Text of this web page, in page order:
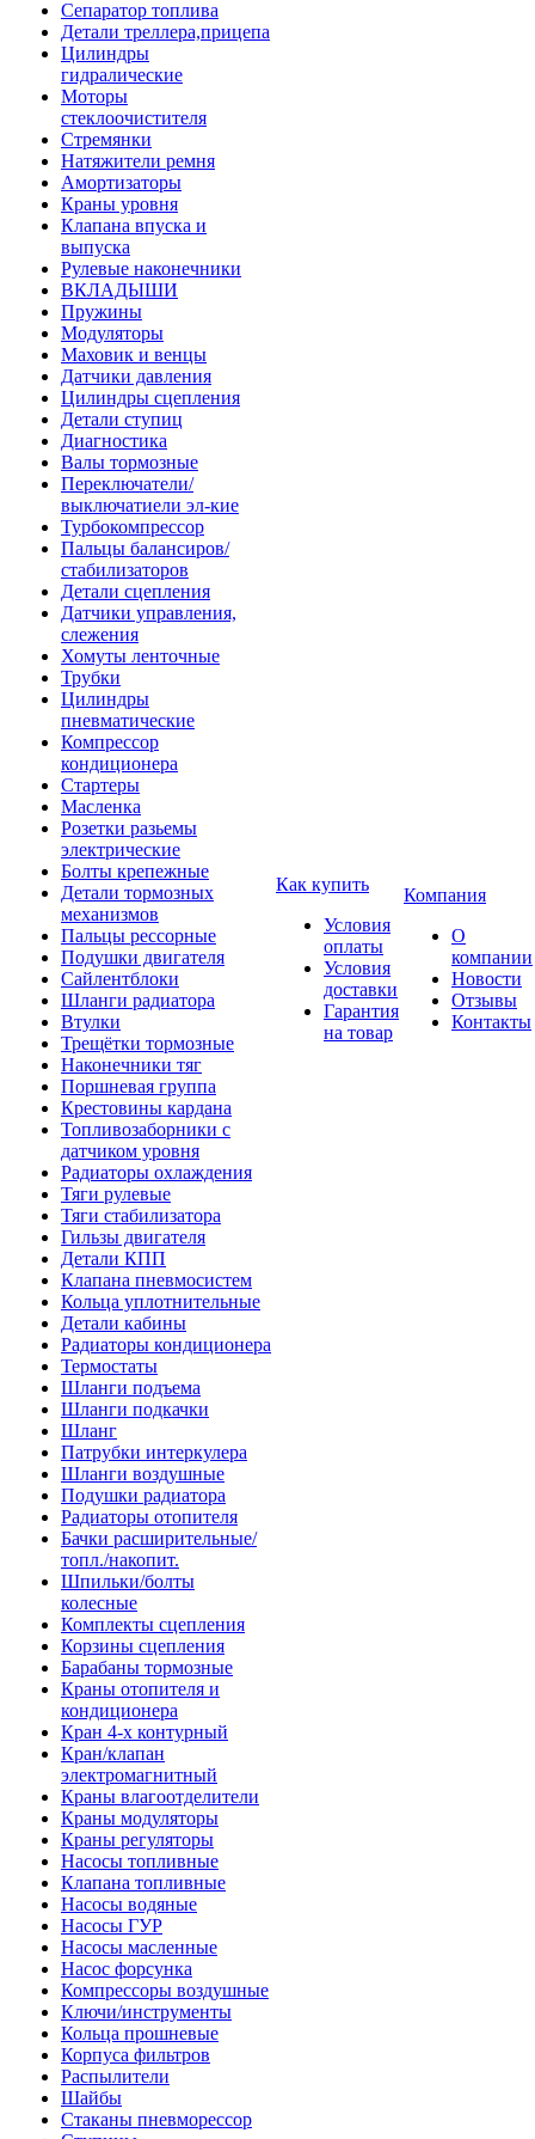
Сепаратор топлива
Детали треллера,прицепа
Цилиндры
гидралические
Моторы
стеклоочистителя
Стремянки
Натяжители ремня
Амортизаторы
Краны уровня
Клапана впуска и
выпуска
Рулевые наконечники
ВКЛАДЫШИ
Пружины
Модуляторы
Маховик и венцы
Датчики давления
Цилиндры сцепления
Детали ступиц
Диагностика
Валы тормозные
Переключатели/
выключатиели эл-кие
Турбокомпрессор
Пальцы балансиров/
стабилизаторов
Детали сцепления
Датчики управления,
слежения
Хомуты ленточные
Трубки
Цилиндры
пневматические
Компрессор
кондиционера
Стартеры
Масленка
Розетки разьемы
электрические
Болты крепежные
Детали тормозных
механизмов
Пальцы рессорные
Подушки двигателя
Сайлентблоки
Шланги радиатора
Втулки
Трещётки тормозные
Наконечники тяг
Поршневая группа
Крестовины кардана
Топливозаборники с
датчиком уровня
Радиаторы охлаждения
Тяги рулевые
Тяги стабилизатора
Гильзы двигателя
Детали КПП
Клапана пневмосистем
Кольца уплотнительные
Детали кабины
Радиаторы кондиционера
Термостаты
Шланги подъема
Шланги подкачки
Шланг
Патрубки интеркулера
Шланги воздушные
Подушки радиатора
Радиаторы отопителя
Бачки расширительные/
топл./накопит.
Шпильки/болты
колесные
Комплекты сцепления
Корзины сцепления
Барабаны тормозные
Краны отопителя и
кондиционера
Кран 4-х контурный
Кран/клапан
электромагнитный
Краны влагоотделители
Краны модуляторы
Краны регуляторы
Насосы топливные
Клапана топливные
Насосы водяные
Насосы ГУР
Насосы масленные
Насос форсунка
Компрессоры воздушные
Ключи/инструменты
Кольца прошневые
Корпуса фильтров
Распылители
Шайбы
Стаканы пневморессор
Как купить
Условия
оплаты
Условия
доставки
Гарантия
на товар
Компания
О
компании
Новости
Отзывы
Контакты